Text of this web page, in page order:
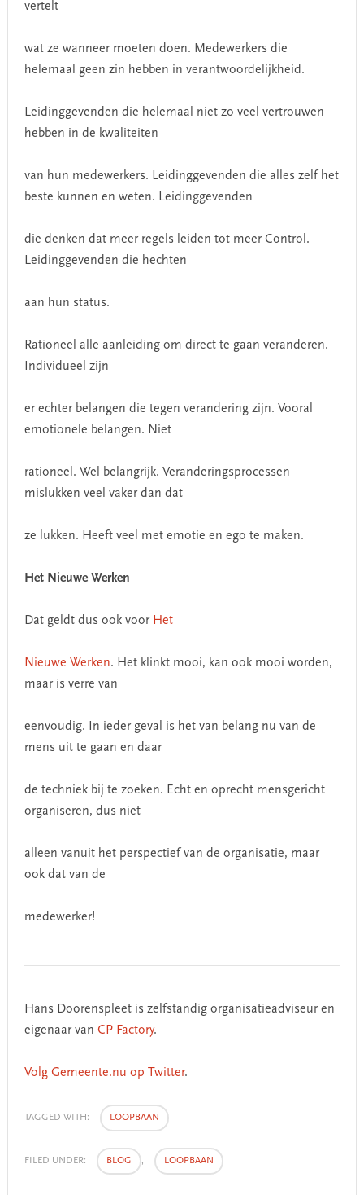
vertelt
wat ze wanneer moeten doen. Medewerkers die
helemaal geen zin hebben in verantwoordelijkheid.
Leidinggevenden die helemaal niet zo veel vertrouwen
hebben in de kwaliteiten
van hun medewerkers. Leidinggevenden die alles zelf het
beste kunnen en weten. Leidinggevenden
die denken dat meer regels leiden tot meer Control.
Leidinggevenden die hechten
aan hun status.
Rationeel alle aanleiding om direct te gaan veranderen.
Individueel zijn
er echter belangen die tegen verandering zijn. Vooral
emotionele belangen. Niet
rationeel. Wel belangrijk. Veranderingsprocessen
mislukken veel vaker dan dat
ze lukken. Heeft veel met emotie en ego te maken.
Het Nieuwe Werken
Dat geldt dus ook voor Het
Nieuwe Werken. Het klinkt mooi, kan ook mooi worden,
maar is verre van
eenvoudig. In ieder geval is het van belang nu van de
mens uit te gaan en daar
de techniek bij te zoeken. Echt en oprecht mensgericht
organiseren, dus niet
alleen vanuit het perspectief van de organisatie, maar
ook dat van de
medewerker!
Hans Doorenspleet is zelfstandig organisatieadviseur en
eigenaar van CP Factory.
Volg Gemeente.nu op Twitter.
TAGGED WITH: LOOPBAAN
FILED UNDER: BLOG , LOOPBAAN